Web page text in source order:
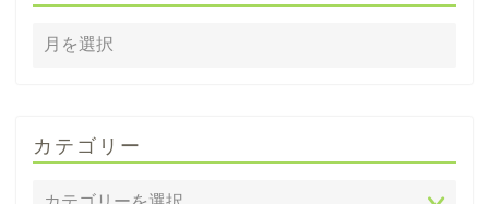
カテゴリー